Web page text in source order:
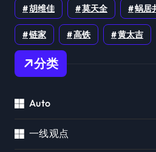
胡维佳 莫天全 蜗居
链家 高铁 黄太吉
分类
Auto
一线观点